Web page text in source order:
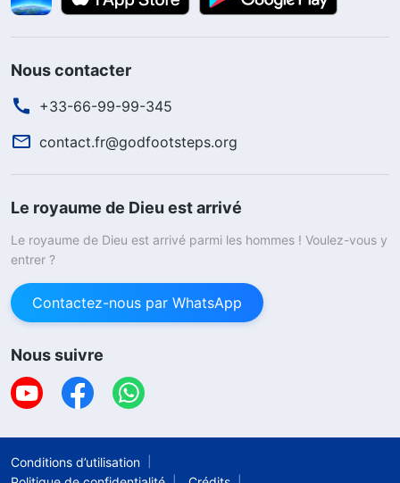
Nous contacter
+33-66-99-99-345
contact.fr@godfootsteps.org
Le royaume de Dieu est arrivé
Le royaume de Dieu est arrivé parmi les hommes ! Voulez-vous y
entrer ?
Contactez-nous par WhatsApp
Nous suivre
Conditions d’utilisation